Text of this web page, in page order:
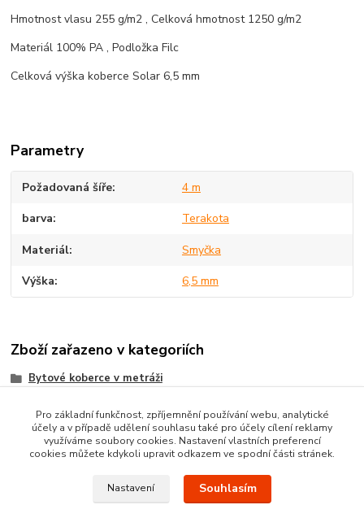
Hmotnost vlasu 255 g/m2 , Celková hmotnost 1250 g/m2
Materiál 100% PA , Podložka Filc
Celková výška koberce Solar 6,5 mm
Parametry
Požadovaná šíře 4 m
barva Terakota
Materiál Smyčka
Výška 6,5 mm
Zboží zařazeno v kategoriích
Bytové koberce v metráži
POTISKOVANÉ koberce metráž
Pro základní funkčnost, zpříjemnění používání webu, analytické
účely a v případě udělení souhlasu také pro účely cílení reklamy
využíváme soubory cookies. Nastavení vlastních preferencí
cookies můžete kdykoli upravit odkazem ve spodní části stránek.
Nastavení Souhlasím